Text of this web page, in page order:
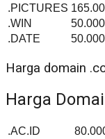
.PICTURES
.WIN
50.000
.DATE
50.000
Harga domain
Harga
.AC.ID